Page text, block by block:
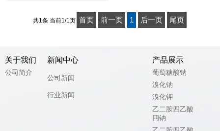
共1条 当前1/1页 首页 前一页 1 后一页 尾页
关于我们
公司简介
新闻中心
公司新闻
行业新闻
产品展示
葡萄糖酸钠
溴化钠
溴化钾
乙二胺四乙酸
四钠